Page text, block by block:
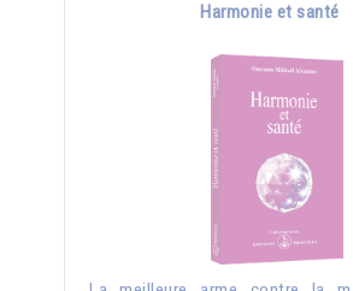
Harmonie et santé